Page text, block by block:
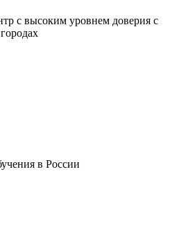
с высоким уровнем доверия с
в России